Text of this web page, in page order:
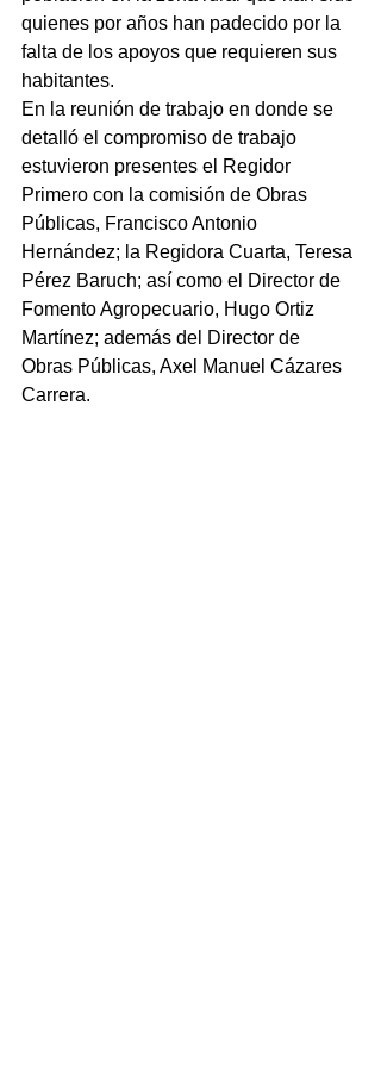
quienes por años han padecido por la
falta de los apoyos que requieren sus
habitantes.
En la reunión de trabajo en donde se
detalló el compromiso de trabajo
estuvieron presentes el Regidor
Primero con la comisión de Obras
Públicas, Francisco Antonio
Hernández; la Regidora Cuarta, Teresa
Pérez Baruch; así como el Director de
Fomento Agropecuario, Hugo Ortiz
Martínez; además del Director de
Obras Públicas, Axel Manuel Cázares
Carrera.